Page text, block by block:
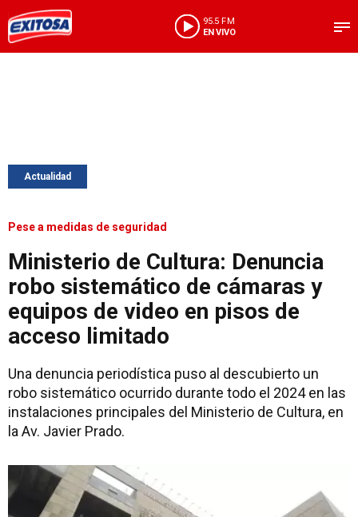
95.5 FM
EN VIVO
Actualidad
Pese a medidas de seguridad
Ministerio de Cultura: Denuncia
robo sistemático de cámaras y
equipos de video en pisos de
acceso limitado
Una denuncia periodística puso al descubierto un
robo sistemático ocurrido durante todo el 2024 en las
instalaciones principales del Ministerio de Cultura, en
la Av. Javier Prado.